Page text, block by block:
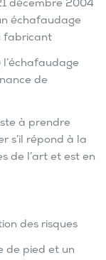
décembre 2004
échafaudage
fabricant
de
à prendre
s’il répond à la
de l’art et est en
des risques
de pied et un